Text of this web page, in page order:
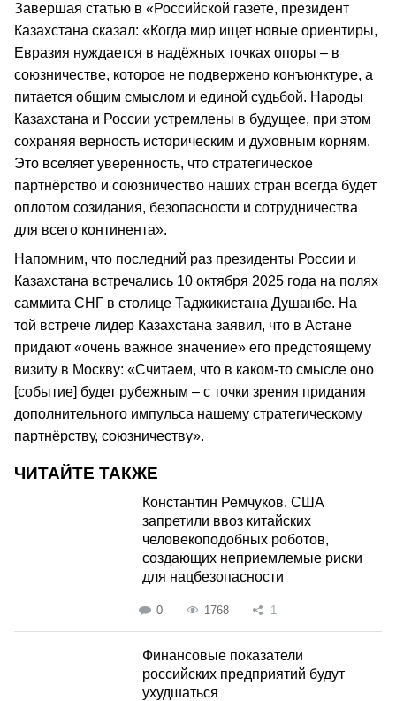
Завершая статью в «Российской газете, президент
Казахстана сказал: «Когда мир ищет новые ориентиры,
Евразия нуждается в надёжных точках опоры – в
союзничестве, которое не подвержено конъюнктуре, а
питается общим смыслом и единой судьбой. Народы
Казахстана и России устремлены в будущее, при этом
сохраняя верность историческим и духовным корням.
Это вселяет уверенность, что стратегическое
партнёрство и союзничество наших стран всегда будет
оплотом созидания, безопасности и сотрудничества
для всего континента».
Напомним, что последний раз президенты России и
Казахстана встречались 10 октября 2025 года на полях
саммита СНГ в столице Таджикистана Душанбе. На
той встрече лидер Казахстана заявил, что в Астане
придают «очень важное значение» его предстоящему
визиту в Москву: «Считаем, что в каком-то смысле оно
[событие] будет рубежным – с точки зрения придания
дополнительного импульса нашему стратегическому
партнёрству, союзничеству».
ЧИТАЙТЕ ТАКЖЕ
Константин Ремчуков. США
запретили ввоз китайских
человекоподобных роботов,
создающих неприемлемые риски
для нацбезопасности
0 1768 1
Финансовые показатели
российских предприятий будут
ухудшаться